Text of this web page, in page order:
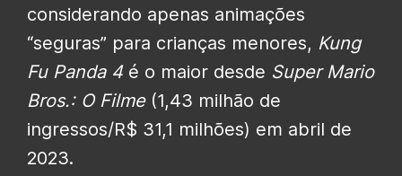
considerando apenas animações
“seguras” para crianças menores, Kung
Fu Panda 4é o maior desde Super Mario
Bros.: O Filme(1,43 milhão de
ingressos/R$ 31,1 milhões) em abril de
2023.